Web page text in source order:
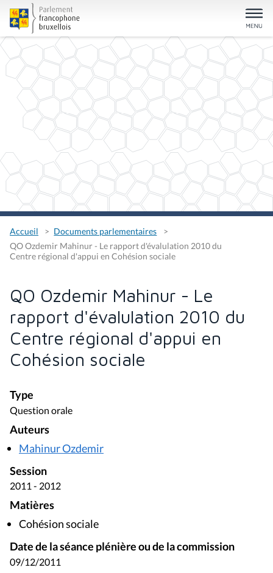
Accueil
Documents parlementaires
QO Ozdemir Mahinur - Le rapport d'évalulation 2010 du
Centre régional d'appui en Cohésion sociale
QO Ozdemir Mahinur - Le
rapport d'évalulation 2010 du
Centre régional d'appui en
Cohésion sociale
Type
Question orale
Auteurs
Mahinur Ozdemir
Session
2011 - 2012
Matières
Cohésion sociale
Date de la séance plénière ou de la commission
09/12/2011